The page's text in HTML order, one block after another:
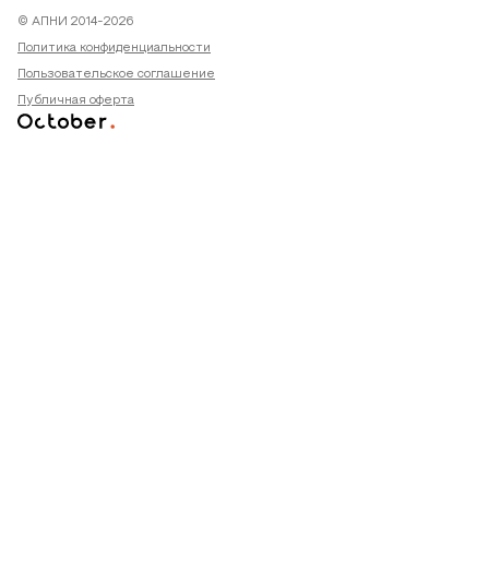
© АПНИ 2014-2026
Политика конфиденциальности
Пользовательское соглашение
Публичная оферта